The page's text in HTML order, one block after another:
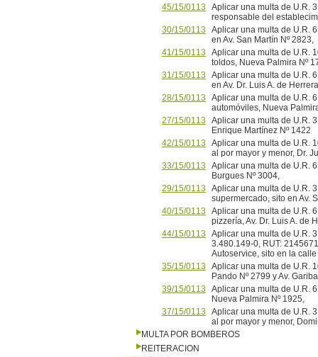
45/15/0113
Aplicar una multa de U.R.
responsable del
30/15/0113
Aplicar una multa de U.R.
en Av. San Martín Nº 2823,
41/15/0113
Aplicar una multa de U.R.
toldos, Nueva Palmira Nº
31/15/0113
Aplicar una multa de U.R.
en Av. Dr. Luis A. de
28/15/0113
Aplicar una multa de U.R.
automóviles, Nueva
27/15/0113
Aplicar una multa de U.R.
Enrique Martínez Nº 1422
42/15/0113
Aplicar una multa de U.R.
al por mayor y menor, Dr.
33/15/0113
Aplicar una multa de U.R.
Burgues Nº 3004,
29/15/0113
Aplicar una multa de U.R.
supermercado, sito en Av.
40/15/0113
Aplicar una multa de U.R.
pizzería, Av. Dr. Luis A. de
44/15/0113
Aplicar una multa de U.R.
3.480.149-0, RUT:
Autoservice, sito en la
35/15/0113
Aplicar una multa de U.R.
Pando Nº 2799 y Av.
39/15/0113
Aplicar una multa de U.R.
Nueva Palmira Nº 1925,
37/15/0113
Aplicar una multa de U.R.
al por mayor y menor,
MULTA POR BOMBEROS
REITERACION